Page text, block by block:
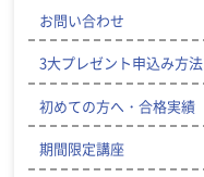
お問い合わせ
3大プレゼント申込み方法
初めての方へ・合格実績
期間限定講座